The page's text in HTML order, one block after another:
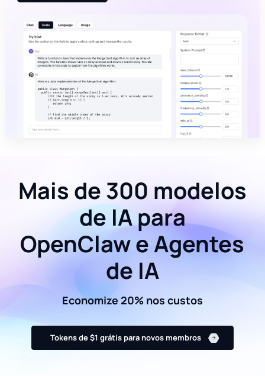
Mais de 300 modelos
de IA para
OpenClaw e Agentes
de IA
Economize 20% nos custos
Tokens de $1 grátis para novos membros